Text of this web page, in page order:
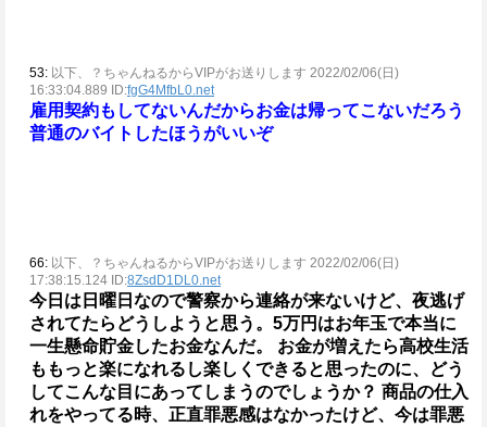
53: 以下、？ちゃんねるからVIPがお送りします 2022/02/06(日)
16:33:04.889 ID:fgG4MfbL0.net
雇用契約もしてないんだからお金は帰ってこないだろう
普通のバイトしたほうがいいぞ
66: 以下、？ちゃんねるからVIPがお送りします 2022/02/06(日)
17:38:15.124 ID:8ZsdD1DL0.net
今日は日曜日なので警察から連絡が来ないけど、夜逃げ
されてたらどうしようと思う。5万円はお年玉で本当に
一生懸命貯金したお金なんだ。 お金が増えたら高校生活
ももっと楽になれるし楽しくできると思ったのに、どう
してこんな目にあってしまうのでしょうか？ 商品の仕入
れをやってる時、正直罪悪感はなかったけど、今は罪悪